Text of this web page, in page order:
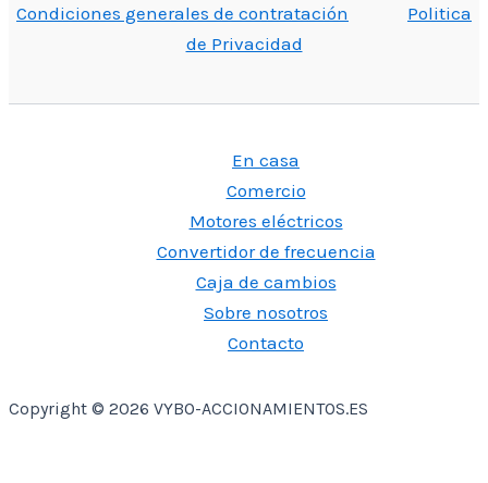
Condiciones generales de contratación
Politica
de Privacidad
En casa
Comercio
Motores eléctricos
Convertidor de frecuencia
Caja de cambios
Sobre nosotros
Contacto
Copyright © 2026 VYBO-ACCIONAMIENTOS.ES